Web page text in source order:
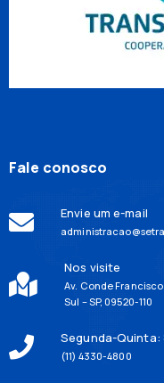
Fale conosco
Envie um e-mail
Nos visite
Av. Conde
Sul – SP, 09520-110
Segunda-Quinta:
(11) 4330-4800